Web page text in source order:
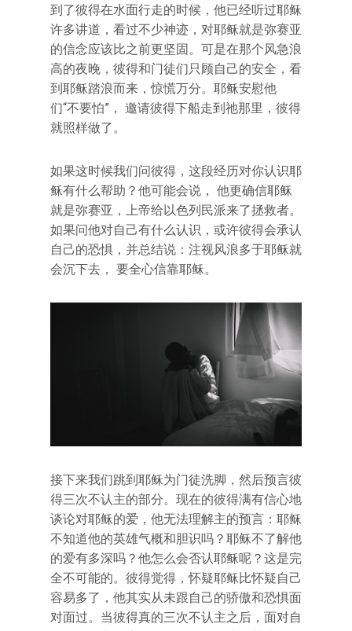
到了彼得在水面行走的时候，他已经听过耶稣
许多讲道，看过不少神迹，对耶稣就是弥赛亚
的信念应该比之前更坚固。可是在那个风急浪
高的夜晚，彼得和门徒们只顾自己的安全，看
到耶稣踏浪而来，惊慌万分。耶稣安慰他
们“不要怕”， 邀请彼得下船走到祂那里，彼得
就照样做了。
如果这时候我们问彼得，这段经历对你认识耶
稣有什么帮助？他可能会说， 他更确信耶稣
就是弥赛亚，上帝给以色列民派来了拯救者。
如果问他对自己有什么认识，或许彼得会承认
自己的恐惧，并总结说：注视风浪多于耶稣就
会沉下去， 要全心信靠耶稣。
接下来我们跳到耶稣为门徒洗脚，然后预言彼
得三次不认主的部分。现在的彼得满有信心地
谈论对耶稣的爱，他无法理解主的预言：耶稣
不知道他的英雄气概和胆识吗？耶稣不了解他
的爱有多深吗？他怎么会否认耶稣呢？这是完
全不可能的。彼得觉得，怀疑耶稣比怀疑自己
容易多了，他其实从未跟自己的骄傲和恐惧面
对面过。当彼得真的三次不认主之后，面对自